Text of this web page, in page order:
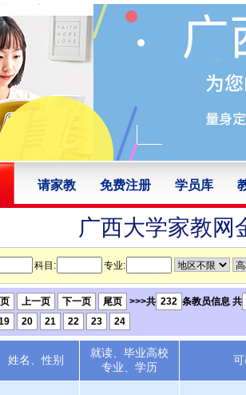
请家教 免费注册 学员库
广西大学家教网
科目: 专业:
上一页 下一页 尾页 >>>共 232 条教员信息 共
20 21 22 23 24
姓名、性别
就读、毕业高校
专业、学历